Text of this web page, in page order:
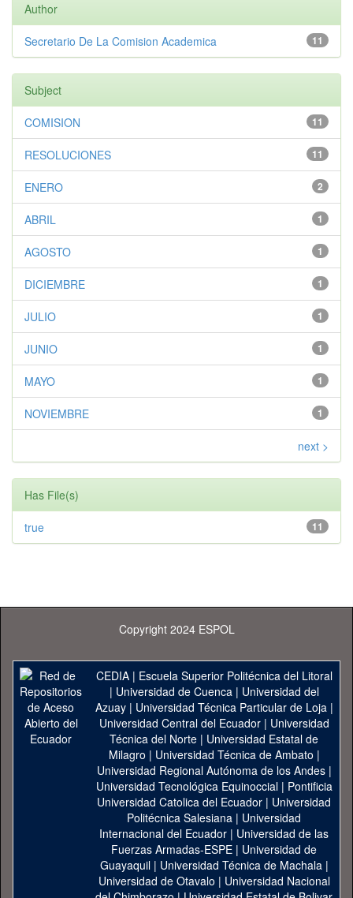
Author
11
Secretario De La Comision Academica
Subject
11
COMISION
11
RESOLUCIONES
2
ENERO
1
ABRIL
1
AGOSTO
1
DICIEMBRE
1
JULIO
1
JUNIO
1
MAYO
1
NOVIEMBRE
next >
Has File(s)
11
true
Copyright 2024 ESPOL
CEDIA| Escuela Superior Politécnica del Litoral
| Universidad de Cuenca| Universidad del
Azuay| Universidad Técnica Particular de Loja|
Universidad Central del Ecuador| Universidad
Técnica del Norte | Universidad Estatal de
Milagro | Universidad Técnica de Ambato |
Universidad Regional Autónoma de los Andes|
Universidad Tecnológica Equinoccial| Pontificia
Universidad Catolica del Ecuador | Universidad
Politécnica Salesiana | Universidad
Internacional del Ecuador | Universidad de las
Fuerzas Armadas-ESPE | Universidad de
Guayaquil| Universidad Técnica de Machala|
Universidad de Otavalo | Universidad Nacional